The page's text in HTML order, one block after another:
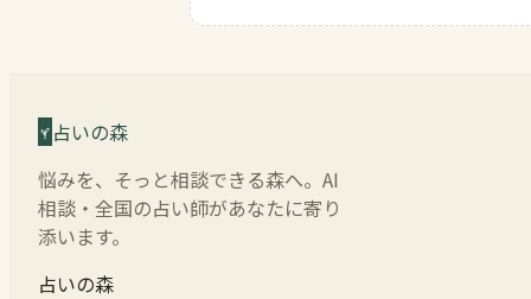
占いの森
悩みを、そっと相談できる森へ。AI
相談・全国の占い師があなたに寄り
添います。
占いの森